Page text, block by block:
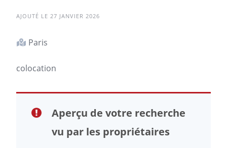
AJOUTÉ LE 27 JANVIER 2026
Paris
colocation
Aperçu de votre recherche
vu par les propriétaires